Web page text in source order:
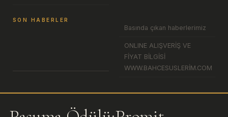
SON HABERLER
Basında çıkan haberlerimiz
ONLINE ALIŞVERİŞ VE
FİYAT BİLGİSİ
WWW.BAHCESUSLERİM.COM